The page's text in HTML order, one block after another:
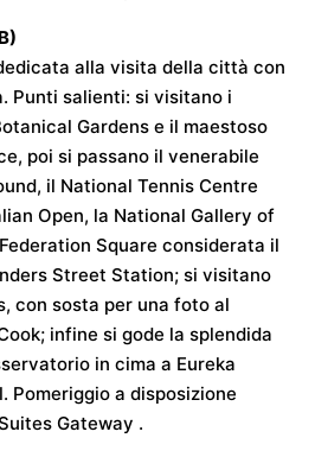
alla visita della città con
Punti salienti: si visitano i
Gardens e il maestoso
poi si passano il venerabile
il National Tennis Centre
Open, la National Gallery of
Square considerata il
Street Station; si visitano
con sosta per una foto al
infine si gode la splendida
in cima a Eureka
Pomeriggio a disposizione
Gateway .